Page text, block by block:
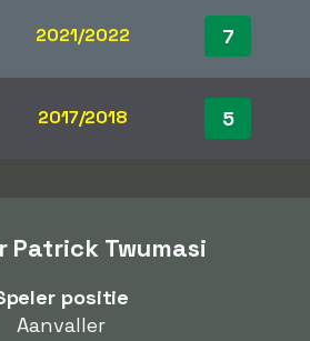
2021/2022 7
2017/2018 5
Patrick Twumasi
positie
Aanvaller